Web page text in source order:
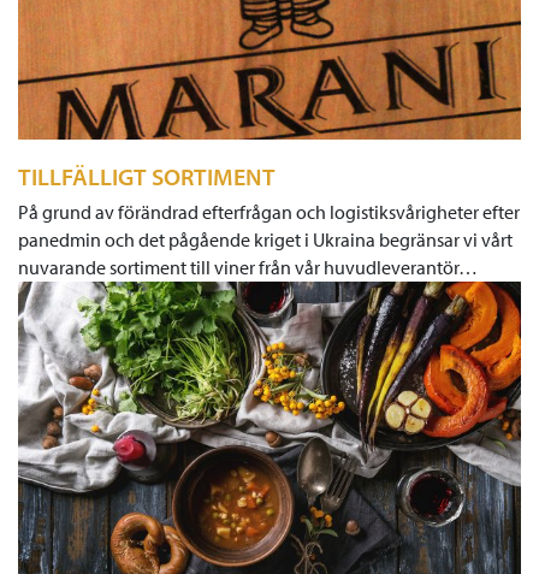
TILLFÄLLIGT SORTIMENT
På grund av förändrad efterfrågan och logistiksvårigheter efter
panedmin och det pågående kriget i Ukraina begränsar vi vårt
nuvarande sortiment till viner från vår huvudleverantör…